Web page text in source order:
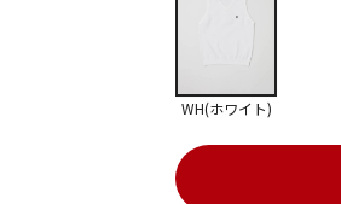
WH(ホワイト)